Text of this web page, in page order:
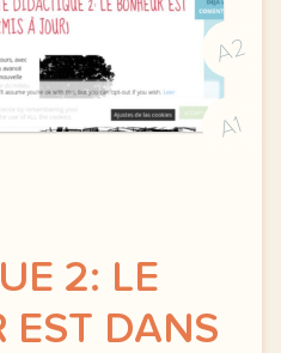
A2
A1
2: LE
EST DANS